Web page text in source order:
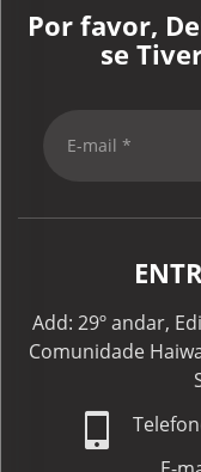
Por favor,
se
Add: 29º andar,
Comunidade